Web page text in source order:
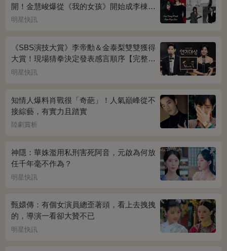
開！金慧峻爆從《我的女孩》開始成李棟旭
迷妹~
明星快訊
《SBS演技大賞》李帝勳＆金泰梨雙雙獲得
大賞！現場猜拳決定發表感言順序【完整得
獎名單】
明星快訊
知情人爆料肖戰很「奇葩」！人氣巔峰從不
接綜藝，有實力且踏實
陸劇賞析
神隱：華姝濫用私刑害死阿音，元啟為何放
任千年毫不作為？
明星快訊
甄嬛傳：有個女演員總歪著頭，看上去拽拽
的，導演一看卻大贊不已
明星快訊